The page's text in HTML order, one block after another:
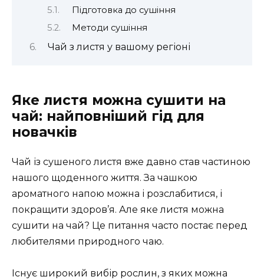
Підготовка до сушіння
Методи сушіння
Чай з листя у вашому регіоні
Яке листя можна сушити на
чай: найповніший гід для
новачків
Чай із сушеного листя вже давно став частиною
нашого щоденного життя. За чашкою
ароматного напою можна і розслабитися, і
покращити здоров’я. Але яке листя можна
сушити на чай? Це питання часто постає перед
любителями природного чаю.
Існує широкий вибір рослин, з яких можна